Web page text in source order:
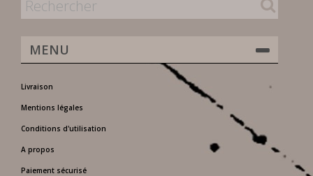
MENU
Livraison
Mentions légales
Conditions d'utilisation
A propos
Paiement sécurisé